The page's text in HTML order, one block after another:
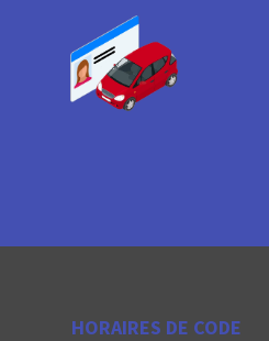
HORAIRES DE CODE